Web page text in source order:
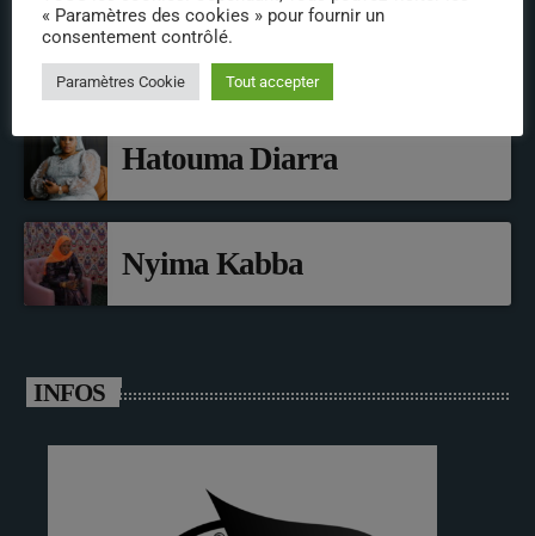
Jainaba A Kah
Hatouma Diarra
Nyima Kabba
INFOS
« Paramètres des cookies » pour fournir un
consentement contrôlé.
Paramètres Cookie Tout accepter